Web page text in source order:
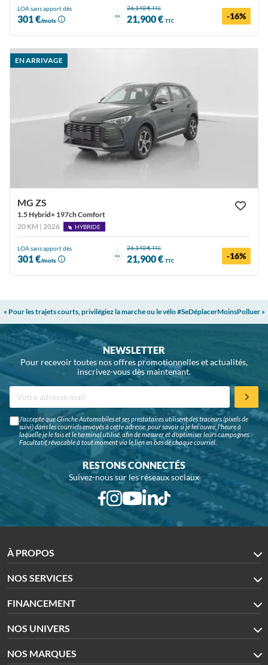
LOA sans apport dès
301 €/mois
ou
26,140 €TTC
21,900 € TTC -16%
EN ARRIVAGE
MG ZS
1.5 Hybrid+ 197ch Comfort
20 KM | 2026
HYBRIDE
LOA sans apport dès
301 €/mois
ou
26,140 €TTC
21,900 € TTC -16%
« Pour les trajets courts, privilégiez la marche ou le vélo #SeDéplacerMoinsPolluer »
NEWSLETTER
Pour recevoir toutes nos offres promotionnelles et actualités,
inscrivez-vous dès maintenant.
J'accepte que Glinche Automobiles et ses prestataires utilisent des traceurs (pixels de
suivi) dans les courriels envoyés à cette adresse, pour savoir si je les ouvre, l'heure à
laquelle je le fais et le terminal utilisé, afin de mesurer et d'optimiser leurs campagnes.
Facultatif, révocable à tout moment via le lien en bas de chaque courriel.
RESTONS CONNECTÉS
Suivez-nous sur les réseaux sociaux
À PROPOS
NOS SERVICES
FINANCEMENT
NOS UNIVERS
NOS MARQUES